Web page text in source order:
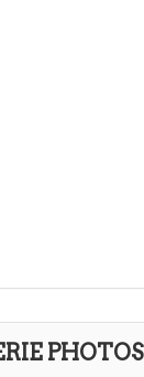
PHOTOS